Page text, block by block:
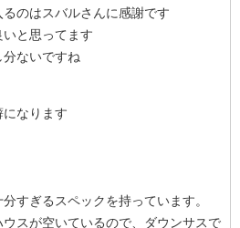
のはスバルさんに感謝です
と思ってます
ないですね
なります
すぎるスペックを持っています。
スが空いているので、ダウンサスで